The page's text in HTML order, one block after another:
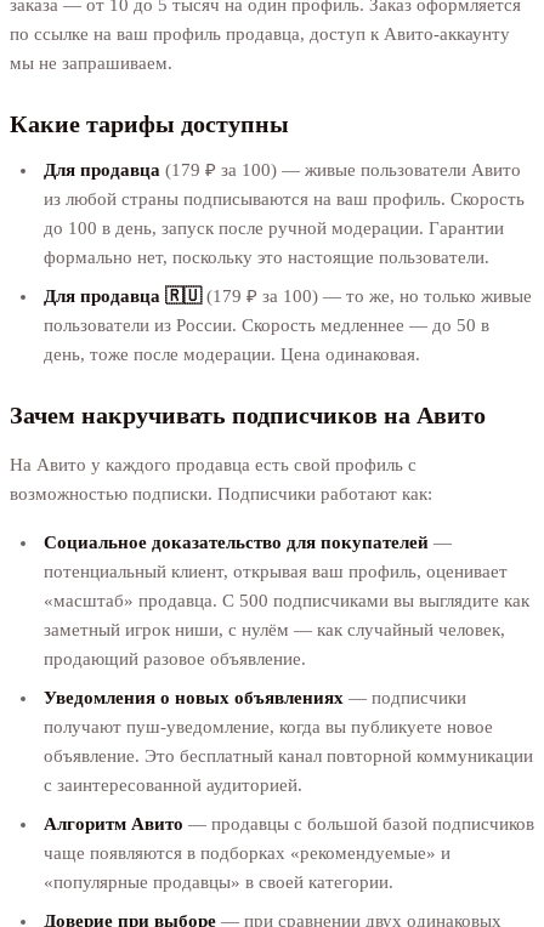
заказа — от 10 до 5 тысяч на один профиль. Заказ оформляется
по ссылке на ваш профиль продавца, доступ к Авито-аккаунту
мы не запрашиваем.
Какие тарифы доступны
Для продавца (179 ₽ за 100) — живые пользователи Авито
из любой страны подписываются на ваш профиль. Скорость
до 100 в день, запуск после ручной модерации. Гарантии
формально нет, поскольку это настоящие пользователи.
Для продавца 🇷🇺(179 ₽ за 100) — то же, но только живые
пользователи из России. Скорость медленнее — до 50 в
день, тоже после модерации. Цена одинаковая.
Зачем накручивать подписчиков на Авито
На Авито у каждого продавца есть свой профиль с
возможностью подписки. Подписчики работают как:
Социальное доказательство для покупателей —
потенциальный клиент, открывая ваш профиль, оценивает
«масштаб» продавца. С 500 подписчиками вы выглядите как
заметный игрок ниши, с нулём — как случайный человек,
продающий разовое объявление.
Уведомления о новых объявлениях — подписчики
получают пуш-уведомление, когда вы публикуете новое
объявление. Это бесплатный канал повторной коммуникации
с заинтересованной аудиторией.
Алгоритм Авито — продавцы с большой базой подписчиков
чаще появляются в подборках «рекомендуемые» и
«популярные продавцы» в своей категории.
Доверие при выборе — при сравнении двух одинаковых